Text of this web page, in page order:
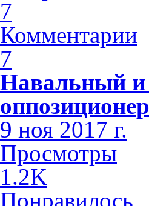
7
Комментарии
7
Навальный и
9 ноя 2017 г.
Просмотры
1.2K
Понравилось